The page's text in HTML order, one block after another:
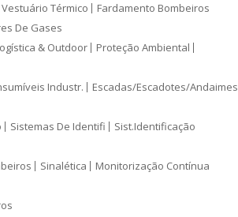
Vestuário Térmico Fardamento Bombeiros
De Gases
& Outdoor
Proteção Ambiental
Industr.
Escadas/Escadotes/Andaimes
Sistemas De Identifi Sist.Identificação
Sinalética Monitorização Contínua